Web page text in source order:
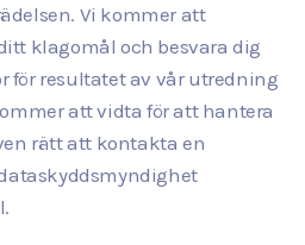
Vi kommer att
klagomål och besvara dig
för resultatet av vår utredning
att vidta för att hantera
rätt att kontakta en